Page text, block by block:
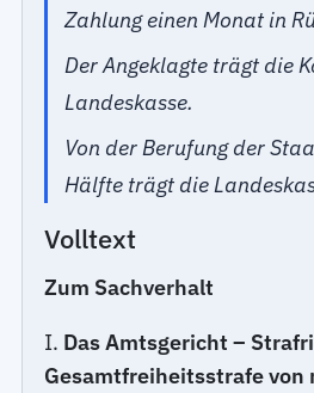
Zahlung einen Monat in
Der Angeklagte trägt die
Landeskasse.
Von der Berufung der
Hälfte trägt die
Volltext
Zum Sachverhalt
I. Das Amtsgericht –
Gesamtfreiheitsstrafe von